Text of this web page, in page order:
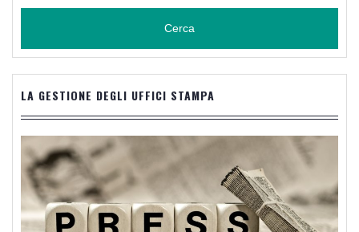
LA GESTIONE DEGLI UFFICI STAMPA